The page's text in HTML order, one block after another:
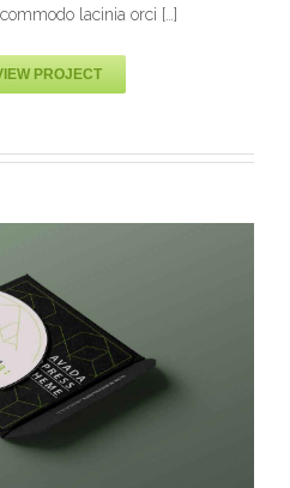
lacinia orci […]
PROJECT